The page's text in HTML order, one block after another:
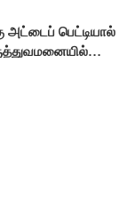
அட்டைப் பெட்டியால்
அதிர்ச்சி வீடியோ!